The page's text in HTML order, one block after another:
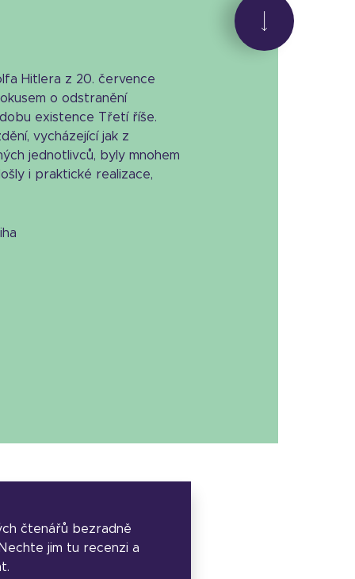
Hitlera z 20. července
o odstranění
existence Třetí říše.
vycházející jak z
jednotlivců, byly mnohem
i praktické realizace,
čtenářů bezradně
jim tu recenzi a